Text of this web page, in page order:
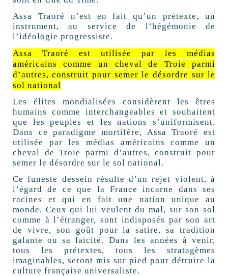
Assa Traoré n’est en fait qu’un prétexte, un
instrument, au service de l’hégémonie de
l’idéologie progressiste.
Assa Traoré est utilisée par les médias
américains comme un cheval de Troie parmi
d’autres, construit pour semer le désordre sur le
sol national
Les élites mondialisées considèrent les êtres
humains comme interchangeables et souhaitent
que les peuples et les nations s’uniformisent.
Dans ce paradigme mortifère, Assa Traoré est
utilisée par les médias américains comme un
cheval de Troie parmi d’autres, construit pour
semer le désordre sur le sol national.
Ce funeste dessein résulte d’un rejet violent, à
l’égard de ce que la France incarne dans ses
racines et qui en fait une nation unique au
monde. Ceux qui lui veulent du mal, sur son sol
comme à l’étranger, sont indisposés par son art
de vivre, son goût pour la satire, sa tradition
galante ou sa laïcité. Dans les années à venir,
tous les prétextes, tous les stratagèmes
imaginables, seront mis sur pied pour détruire la
culture française universaliste.